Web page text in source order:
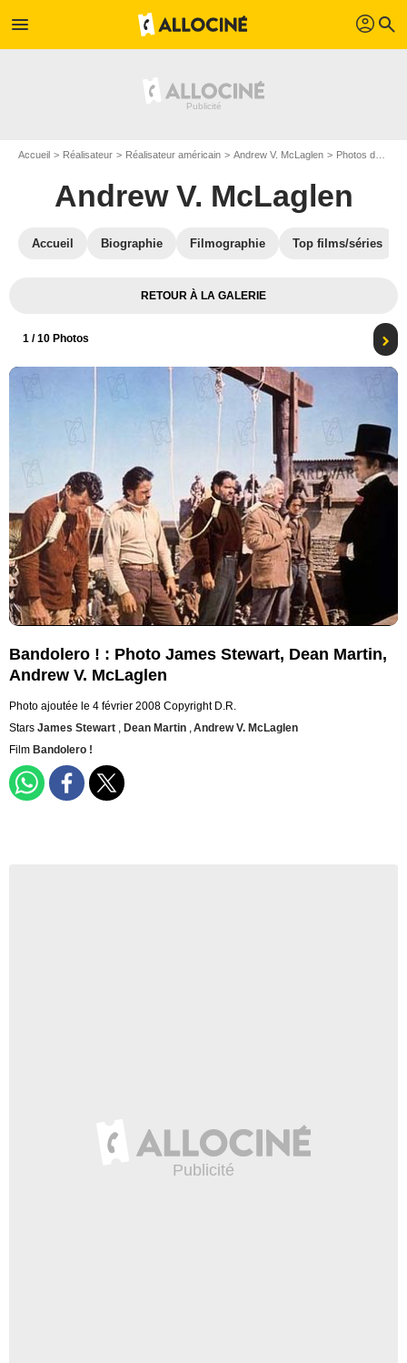
menu profil search
Accueil Réalisateur Réalisateur américain Andrew V. McLaglen Photos de Andrew V. McLaglen
Andrew V. McLaglen
Accueil Biographie Filmographie Top films/séries
RETOUR À LA GALERIE
1 / 10 Photos
Bandolero ! : Photo James Stewart, Dean Martin,
Andrew V. McLaglen
Photo ajoutée le 4 février 2008 Copyright D.R.
Stars James Stewart , Dean Martin ,Andrew V. McLaglen
Film Bandolero !